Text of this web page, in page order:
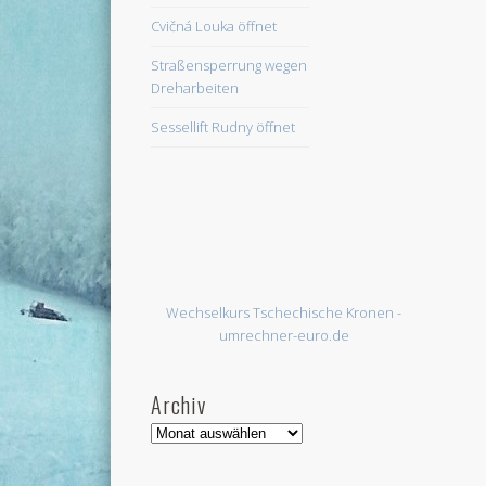
Cvičná Louka öffnet
Straßensperrung wegen
Dreharbeiten
Sessellift Rudny öffnet
Wechselkurs Tschechische Kronen -
umrechner-euro.de
Archiv
Archiv